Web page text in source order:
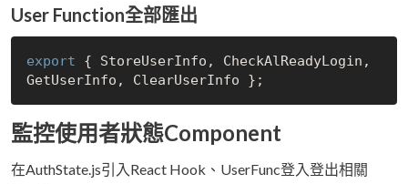
User Function全部匯出
export { StoreUserInfo, CheckAlReadyLogin,
監控使用者狀態Component
在AuthState.js引入React Hook、UserFunc登入登出相關